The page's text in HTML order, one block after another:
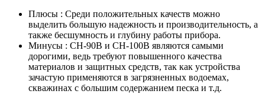
Плюсы : Среди положительных качеств можно
выделить большую надежность и производительность, а
также бесшумность и глубину работы прибора.
Минусы : СН-90В и СН-100В являются самыми
дорогими, ведь требуют повышенного качества
материалов и защитных средств, так как устройства
зачастую применяются в загрязненных водоемах,
скважинах с большим содержанием песка и т.д.